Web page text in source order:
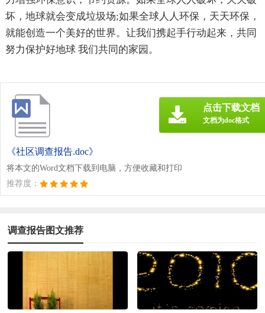
坏，地球就会变成垃圾场;如果全球人人环保，天天环保，
就能创造一个美好的世界。让我们携起手行动起来，共同
努力保护好地球 我们共同的家园。
《社区调查报告.doc》
将本文的Word文档下载到电脑，方便收藏和打印
推荐度：
点击下载文档
文档为doc格式
调查报告图文推荐